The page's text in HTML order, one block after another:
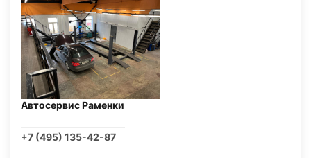
Автосервис Раменки
+7 (495) 135-42-87